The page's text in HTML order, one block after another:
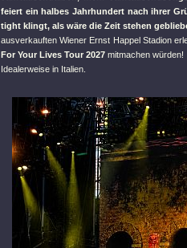
feiert ein halbes Jahrhundert nach ihrer
tight klingt, als wäre die Zeit stehen
ausverkauften Wiener Ernst Happel Stadion
For Your Lives Tour 2027 mitmachen würden!
Idealerweise in Italien.